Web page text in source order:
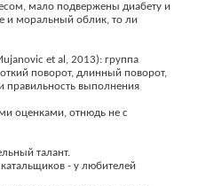
мало подвержены диабету и
и моральный облик, то ли
et al, 2013): группа
поворот, длинный поворот,
правильность выполнения
оценками, отнюдь не с
талант.
- у любителей